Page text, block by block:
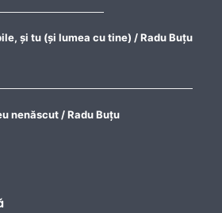
și tu (și lumea cu tine) / Radu Buțu
nenăscut / Radu Buțu